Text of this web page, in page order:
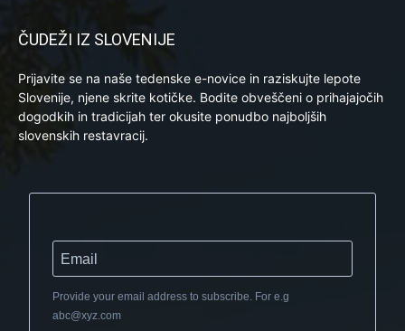
ČUDEŽI IZ SLOVENIJE
Prijavite se na naše tedenske e-novice in raziskujte lepote
Slovenije, njene skrite kotičke. Bodite obveščeni o prihajajočih
dogodkih in tradicijah ter okusite ponudbo najboljših
slovenskih restavracij.
Provide your email address to subscribe. For e.g
abc@xyz.com